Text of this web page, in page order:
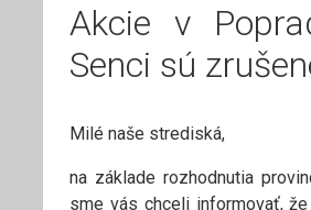
Akcie v
Senci sú
Milé naše strediská,
na základe rozhodnutia
sme vás chceli informovať,